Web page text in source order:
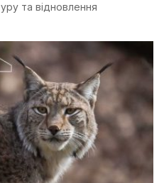
та відновлення